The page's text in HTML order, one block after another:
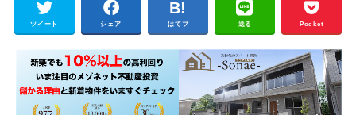
ツイート シェア はてブ 送る Pocket